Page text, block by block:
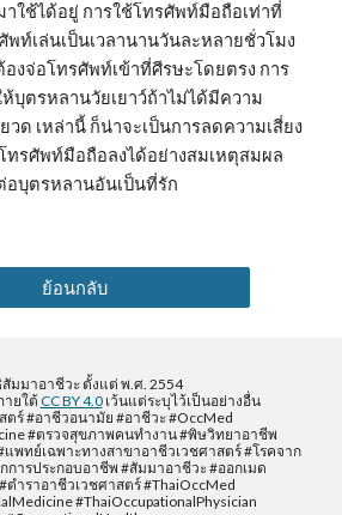
ใช้ได้อยู่ การใช้โทรศัพท์มือถือเท่าที่
พท์เล่นเป็นเวลานานวันละหลายชั่วโมง
งจ่อโทรศัพท์เข้าที่ศีรษะโดยตรง การ
บุตรหลานวัยเยาว์ถ้าไม่ได้มีความ
วด เหล่านี้ ก็น่าจะเป็นการลดความเสี่ยง
ทรศัพท์มือถือลงได้อย่างสมเหตุสมผล
อบุตรหลานอันเป็นที่รัก
ย้อนกลับ
มมาอาชีวะ ตั้งแต่ พ.ศ. 2554
ายใต้CC BY 4.0เว้นแต่ระบุไว้เป็นอย่างอื่น
ตร์ #อาชีวอนามัย #อาชีวะ #OccMed
#ตรวจสุขภาพคนทำงาน #พิษวิทยาอาชีพ
พทย์เฉพาะทางสาขาอาชีวเวชศาสตร์ #โรคจาก
การประกอบอาชีพ #สัมมาอาชีวะ #ออกเมด
ตำราอาชีวเวชศาสตร์ #ThaiOccMed
#ThaiOccupationalPhysician